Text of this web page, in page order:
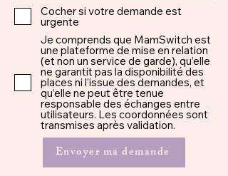
Cocher si votre demande est
urgente
Je comprends que MamSwitch est
une plateforme de mise en relation
(et non un service de garde), qu’elle
ne garantit pas la disponibilité des
places ni l’issue des demandes, et
qu’elle ne peut être tenue
responsable des échanges entre
utilisateurs. Les coordonnées sont
transmises après validation.
Envoyer ma demande